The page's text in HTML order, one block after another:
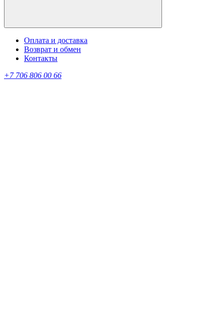
Оплата и доставка
Возврат и обмен
Контакты
+7 706 806 00 66